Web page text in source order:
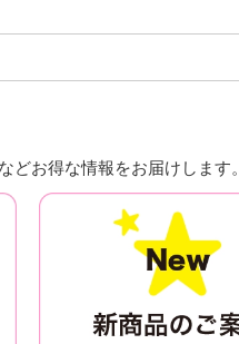
お得な情報をお届けします。